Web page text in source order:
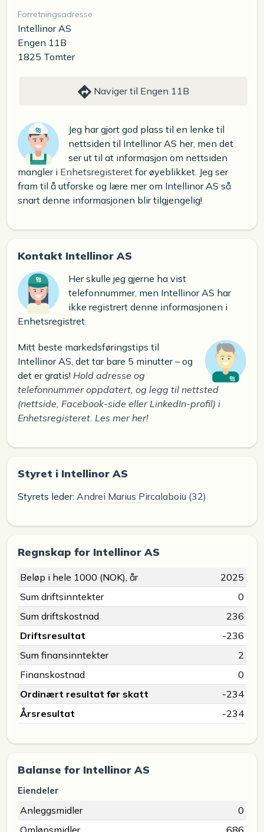
Forretningsadresse
Intellinor AS
Engen 11B
1825 Tomter
Naviger til Engen 11B
Jeg har gjort god plass til en lenke til
nettsiden til Intellinor AS her, men det
ser ut til at informasjon om nettsiden
mangler i Enhetsregisteret for øyeblikket. Jeg ser
fram til å utforske og lære mer om Intellinor AS så
snart denne informasjonen blir tilgjengelig!
Kontakt Intellinor AS
Her skulle jeg gjerne ha vist
telefonnummer, men Intellinor AS har
ikke registrert denne informasjonen i
Enhetsregistret.
Mitt beste markedsføringstips til
Intellinor AS, det tar bare 5 minutter – og
det er gratis! Hold adresse og
telefonnummer oppdatert, og legg til nettsted
(nettside, Facebook-side eller LinkedIn-profil) i
Enhetsregisteret. Les mer her!
Styret i Intellinor AS
Styrets leder: Andrei Marius Pircalaboiu (32)
Regnskap for Intellinor AS
Beløp i hele 1000 (NOK), år
2025
Sum driftsinntekter
0
Sum driftskostnad
236
Driftsresultat
-236
Sum finansinntekter
2
Finanskostnad
0
Ordinært resultat før skatt
-234
Årsresultat
-234
Balanse for Intellinor AS
Eiendeler
Anleggsmidler
0